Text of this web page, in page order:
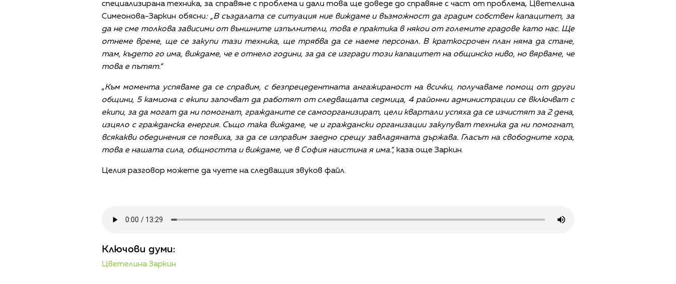
специализирана техника, за справяне с проблема и дали това ще доведе до справяне с част от проблема, Цветелина
Симеонова-Заркин обясни: „В създалата се ситуация ние виждаме и възможност да градим собствен капацитет, за
да не сме толкова зависими от външните изпълнители, това е практика в някои от големите градове като нас. Ще
отнеме време, ще се закупи тази техника, ще трябва да се наеме персонал. В краткосрочен план няма да стане,
там, където го има, виждаме, че е отнело години, за да се изгради този капацитет на общинско ниво, но вярваме, че
това е пътят.“
„Към момента успяваме да се справим, с безпрецедентната ангажираност на всички, получаваме помощ от други
общини, 5 камиона с екипи започват да работят от следващата седмица, 4 районни администрации се включват с
екипи, за да могат да ни помогнат, гражданите се самоорганизират, цели квартали успяха да се изчистят за 2 дена,
изцяло с гражданска енергия. Също така виждаме, че и граждански организации закупуват техника да ни помогнат,
всякакви обединения се появиха, за да се изправим заедно срещу завладяната държава. Гласът на свободните хора,
това е нашата сила, общността и виждаме, че в София наистина я има.“, каза още Заркин.
Целия разговор можете да чуете на следващия звуков файл.
Ключови думи:
Цветелина Заркин